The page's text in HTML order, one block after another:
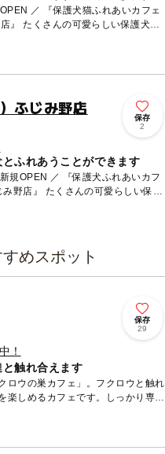
／ 『保護犬猫ふれあいカフェ
』 たくさんの可愛らしい保護犬・
あいができます...
ふじみ野店
保存
2
ふれあうことができます
規OPEN ／ 『保護犬ふれあいカフ
野店』 たくさんの可愛らしい保護
ができます💓 ...
めスポット
保存
29
！
触れ合えます
ロウの巣カフェ」。フクロウと触れ
楽しめるカフェです。しっかり専門